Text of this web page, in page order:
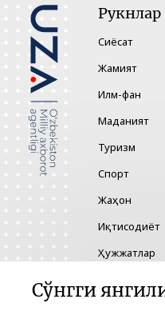
Сўнгги
Рукнлар
Сиёсат
Жамият
Илм-фан
Маданият
Туризм
Спорт
Жаҳон
Иқтисодиёт
Ҳужжатлар